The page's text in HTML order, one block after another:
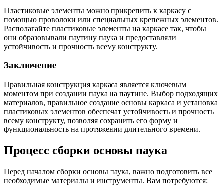
Пластиковые элементы можно прикрепить к каркасу с
помощью проволоки или специальных крепежных элементов.
Располагайте пластиковые элементы на каркасе так, чтобы
они образовывали паутину паука и предоставляли
устойчивость и прочность всему конструкту.
Заключение
Правильная конструкция каркаса является ключевым
моментом при создании паука на паутине. Выбор подходящих
материалов, правильное создание основы каркаса и установка
пластиковых элементов обеспечат устойчивость и прочность
всему конструкту, позволяя сохранить его форму и
функциональность на протяжении длительного времени.
Процесс сборки основы паука
Перед началом сборки основы паука, важно подготовить все
необходимые материалы и инструменты. Вам потребуются: